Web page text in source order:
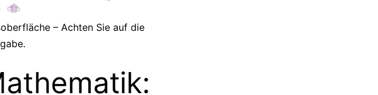
– Achten Sie auf die